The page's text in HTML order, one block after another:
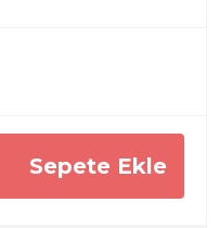
Sepete Ekle